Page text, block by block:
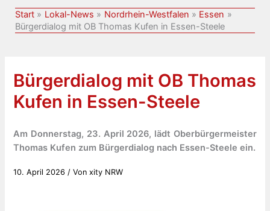
Start Lokal-News Nordrhein-Westfalen
Essen
Bürgerdialog mit OB Thomas Kufen in Essen-Steele
Bürgerdialog mit OB Thomas
Kufen in Essen-Steele
Am Donnerstag, 23. April 2026, lädt Oberbürgermeister
Thomas Kufen zum Bürgerdialog nach Essen-Steele ein.
10. April 2026 / Vonxity NRW